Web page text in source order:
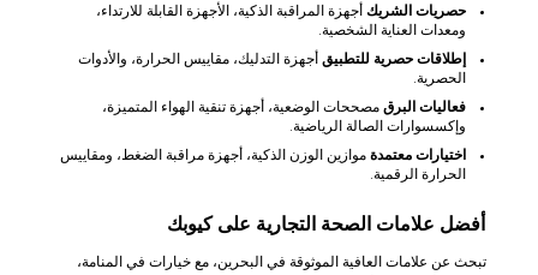
حصريات الشريك أجهزة المراقبة الذكية، الأجهزة القابلة للارتداء،
ومعدات العناية الشخصية.
إطلاقات حصرية للتطبيق أجهزة التدليك، مقاييس الحرارة، والأدوات
الحصرية.
فعاليات البرق مصححات الوضعية، أجهزة تنقية الهواء المتميزة،
وإكسسوارات الصالة الرياضية.
اختيارات معتمدة موازين الوزن الذكية، أجهزة مراقبة الضغط، ومقاييس
الحرارة الرقمية.
أفضل علامات الصحة التجارية على كيوبك
تبحث عن علامات العافية الموثوقة في البحرين، مع خيارات في المنامة،